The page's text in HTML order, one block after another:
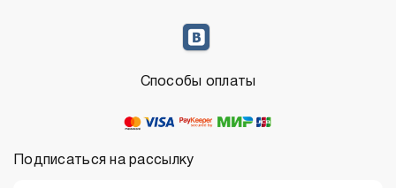
Подписаться на рассылку
Способы оплаты